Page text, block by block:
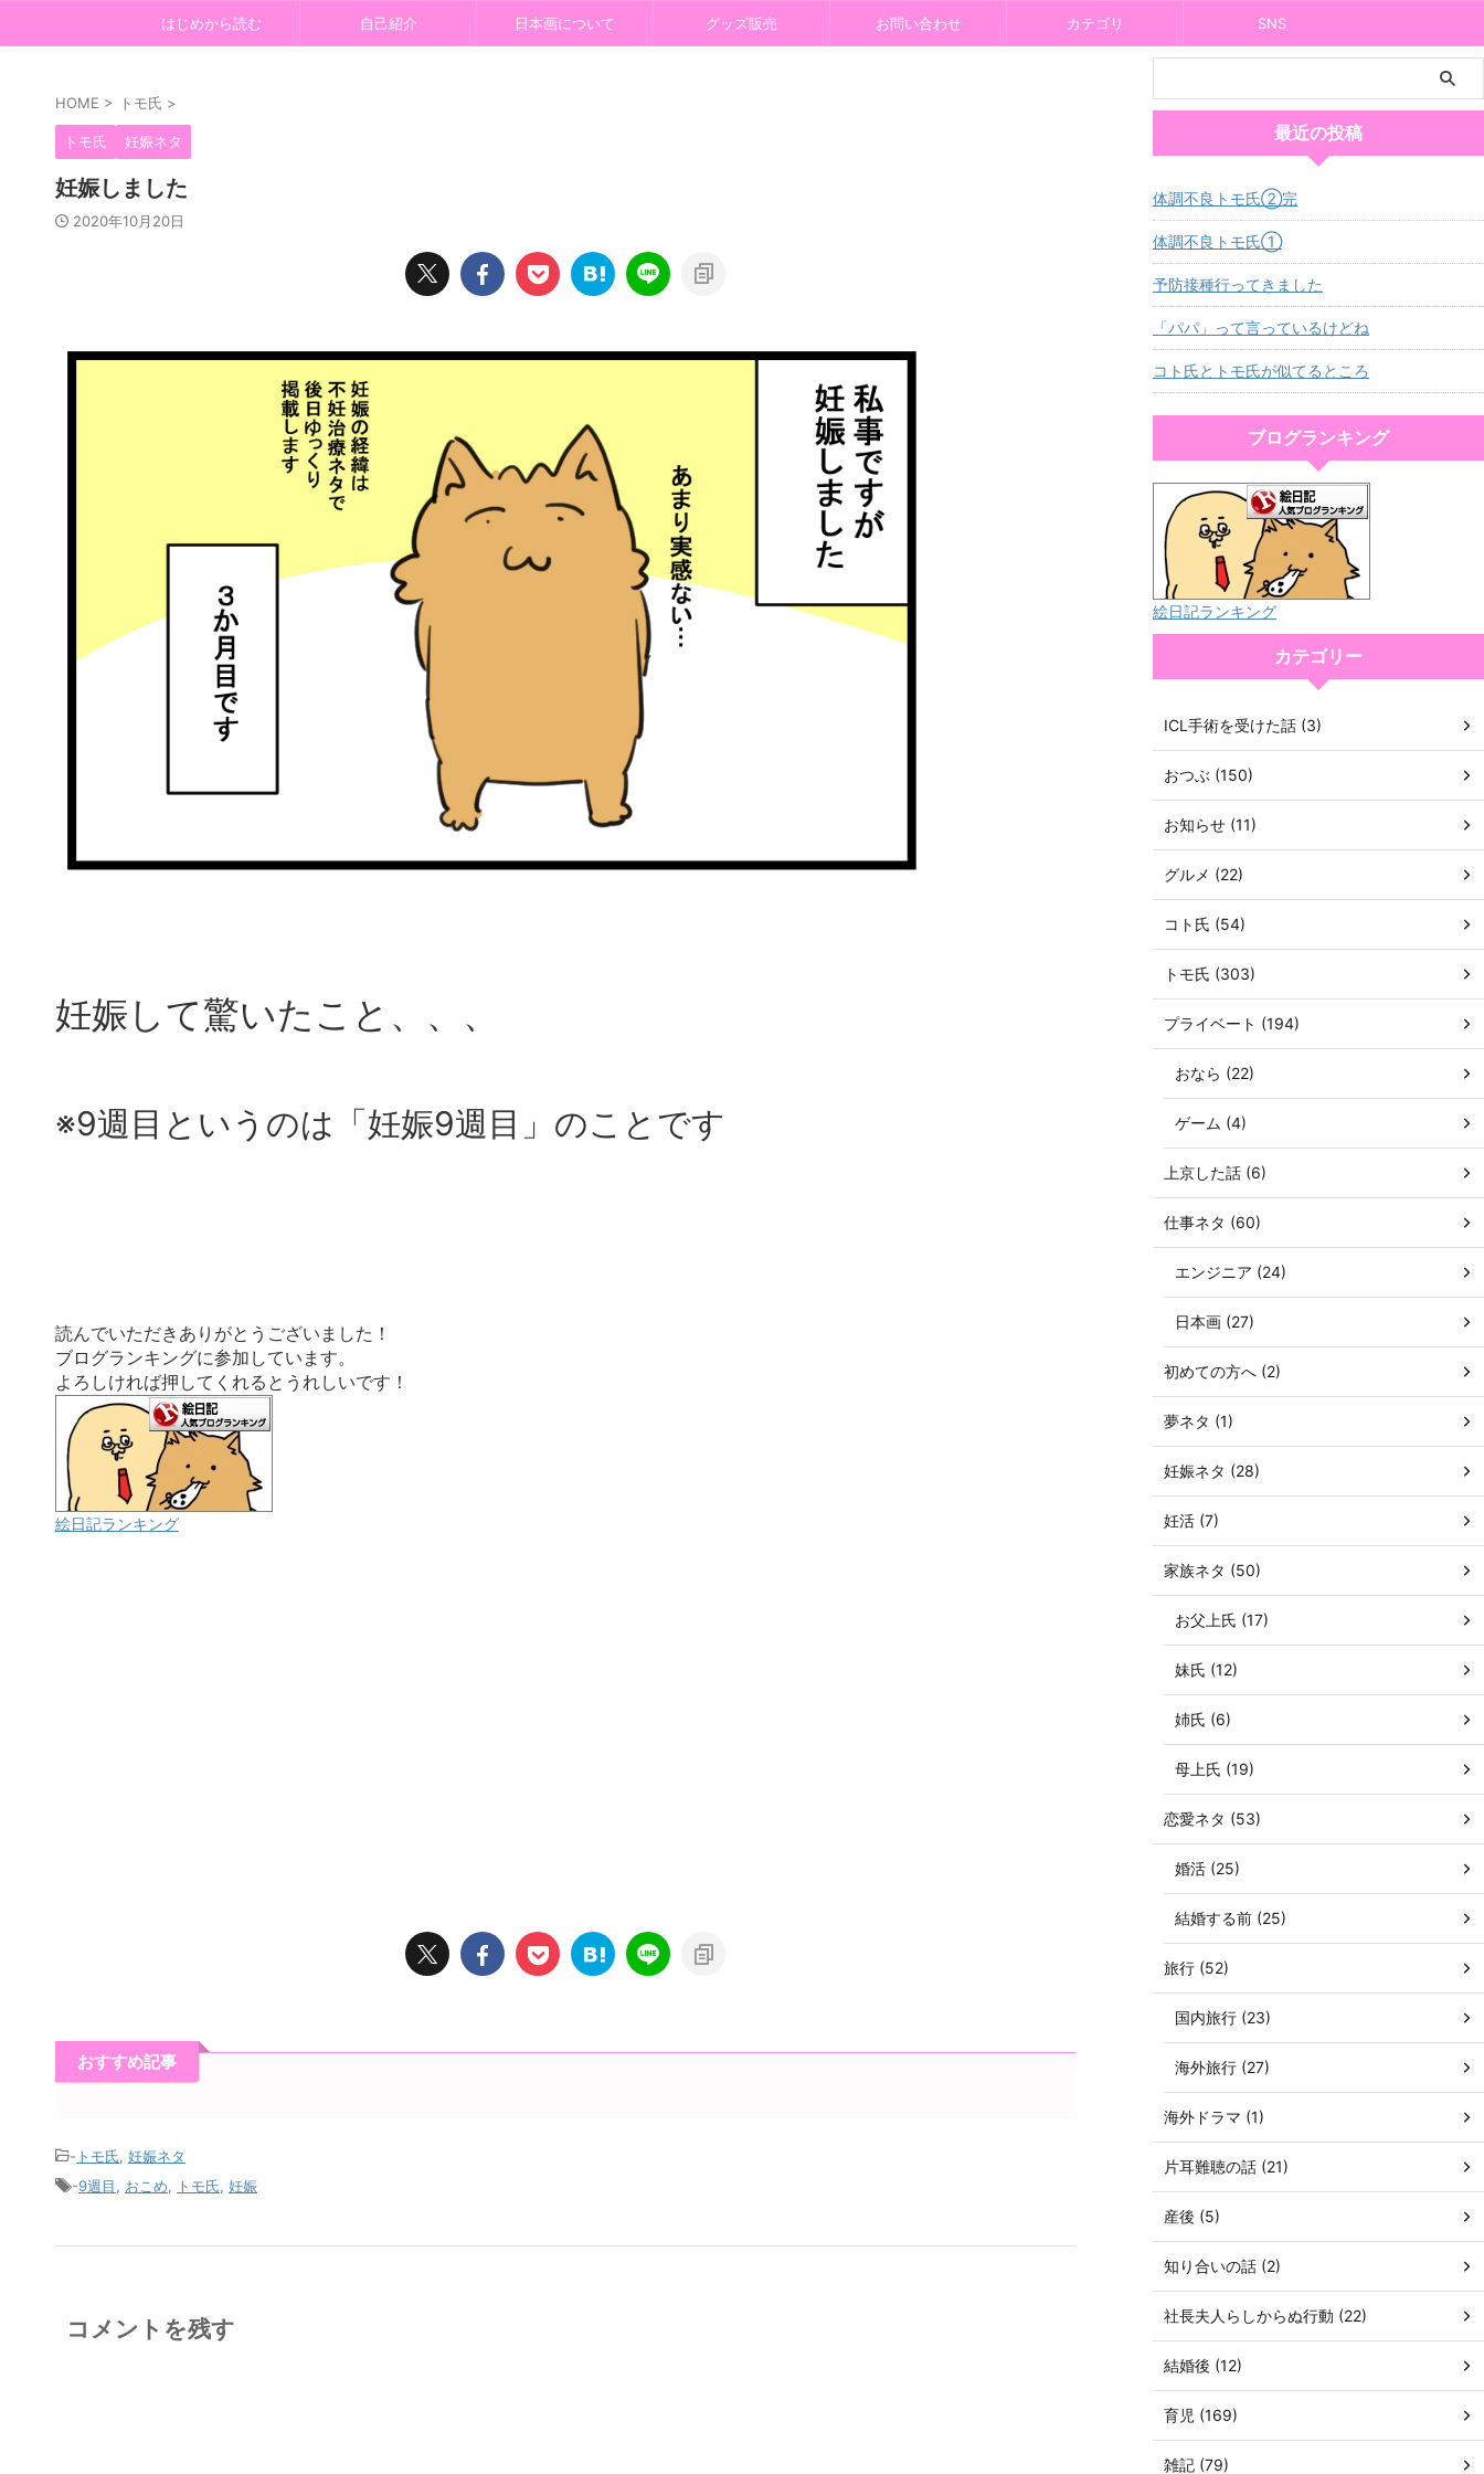
はじめから読む 自己紹介 日本画について グッズ販売 お問い合わせ カテゴリ SNS
HOME > トモ氏 >
トモ氏 妊娠ネタ
妊娠しました
2020年10月20日
妊娠して驚いたこと、、、
※9週目というのは「妊娠9週目」のことです
読んでいただきありがとうございました！
ブログランキングに参加しています。
よろしければ押してくれるとうれしいです！
絵日記ランキング
おすすめ記事
- トモ氏 妊娠ネタ
-9週目 おこめ トモ氏 妊娠
コメントを残す
最近の投稿
体調不良トモ氏②完
体調不良トモ氏①
予防接種行ってきました
「パパ」って言っているけどね
コト氏とトモ氏が似てるところ
ブログランキング
絵日記ランキング
カテゴリー
ICL手術を受けた話 (3)
おつぶ (150)
お知らせ (11)
グルメ (22)
コト氏 (54)
トモ氏 (303)
プライベート (194)
おなら (22)
ゲーム (4)
上京した話 (6)
仕事ネタ (60)
エンジニア (24)
日本画 (27)
初めての方へ (2)
夢ネタ (1)
妊娠ネタ (28)
妊活 (7)
家族ネタ (50)
お父上氏 (17)
妹氏 (12)
姉氏 (6)
母上氏 (19)
恋愛ネタ (53)
婚活 (25)
結婚する前 (25)
旅行 (52)
国内旅行 (23)
海外旅行 (27)
海外ドラマ (1)
片耳難聴の話 (21)
産後 (5)
知り合いの話 (2)
社長夫人らしからぬ行動 (22)
結婚後 (12)
育児 (169)
雑記 (79)